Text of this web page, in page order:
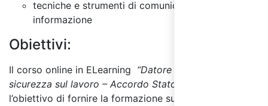
tecniche e strumenti di comunicazione e
informazione
Obiettivi:
Il corso online in ELearning “Datore di Lavoro
sicurezza sul lavoro – Accordo Stato Regioni 2025”
l’obiettivo di fornire la formazione sulla sicurezza ai